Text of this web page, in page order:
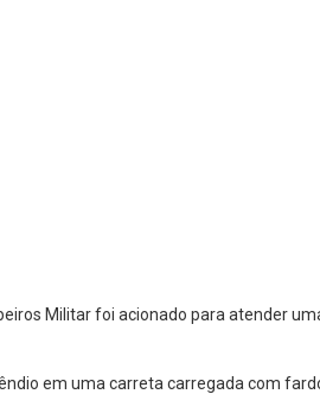
Militar foi acionado para atender
em uma carreta carregada com